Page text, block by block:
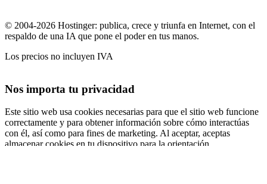
© 2004-2026 Hostinger: publica, crece y triunfa en Internet, con el
respaldo de una IA que pone el poder en tus manos.
Los precios no incluyen IVA
Nos importa tu privacidad
Este sitio web usa cookies necesarias para que el sitio web funcione
correctamente y para obtener información sobre cómo interactúas
con él, así como para fines de marketing. Al aceptar, aceptas
almacenar cookies en tu dispositivo para la orientación,